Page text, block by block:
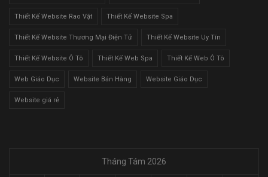
Thiết Kế Website Rao Vặt Thiết Kế Website Spa
Thiết Kế Website Thương Mại Điện Tử Thiết Kế Website Uy Tín
Thiết Kế Website Ô Tô Thiết Kế Web Spa Thiết Kế Web Ô Tô
Web Giáo Dục Website Bán Hàng Website Giáo Dục
Website giá rẻ
Tháng Tám 2026